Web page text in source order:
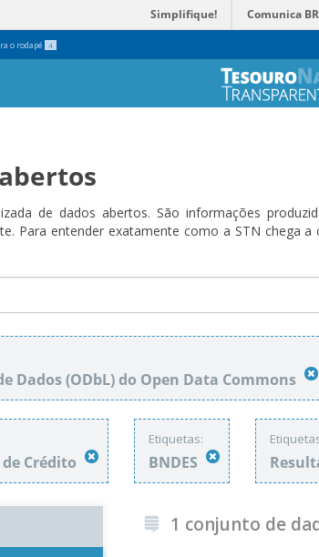
o rodapé 4
Simplifique! Comunica BR
de dados abertos. São informações
Para entender exatamente como a STN chega
Dados (ODbL) do Open Data Commons
Crédito
Etiquetas:
BNDES
1 conjunto de